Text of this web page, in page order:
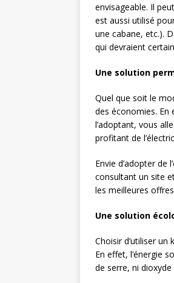
envisageable. Il
est aussi utilisé
une cabane, etc.).
qui devraient
Une solution
Quel que soit le
des économies. En
l’adoptant, vous
profitant de
Envie d’adopter
consultant un site
les meilleures
Une solution
Choisir d’utiliser
En effet, l’énergie
de serre, ni